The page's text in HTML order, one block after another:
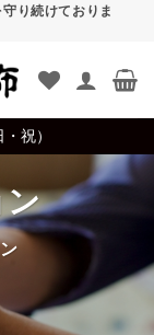
り続けておりま
祝）
ン